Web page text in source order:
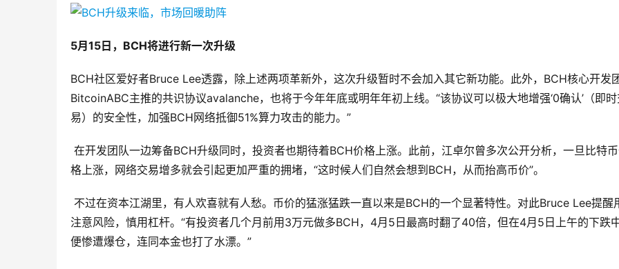
5月15日，BCH将进行新一次升级
BCH社区爱好者Bruce Lee透露，除上述两项革新外，这次升级暂时不会加入其它新功能。此外，BCH核心开发
BitcoinABC主推的共识协议avalanche，也将于今年年底或明年年初上线。“该协议可以极大地增强‘0确认’（即时
易）的安全性，加强BCH网络抵御51%算力攻击的能力。”
在开发团队一边筹备BCH升级同时，投资者也期待着BCH价格上涨。此前，江卓尔曾多次公开分析，一旦比特
格上涨，网络交易增多就会引起更加严重的拥堵，“这时候人们自然会想到BCH，从而抬高币价”。
不过在资本江湖里，有人欢喜就有人愁。币价的猛涨猛跌一直以来是BCH的一个显著特性。对此Bruce Lee提醒
注意风险，慎用杠杆。“有投资者几个月前用3万元做多BCH，4月5日最高时翻了40倍，但在4月5日上午的下跌中
便惨遭爆仓，连同本金也打了水漂。”